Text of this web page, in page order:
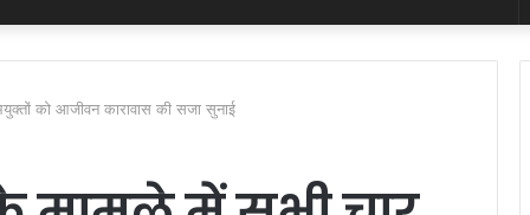
को आजीवन कारावास की सजा सुनाई